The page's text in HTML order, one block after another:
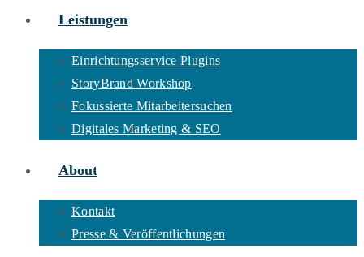
Leistungen
Einrichtungsservice Plugins
StoryBrand Workshop
Fokussierte Mitarbeitersuchen
Digitales Marketing & SEO
About
Kontakt
Presse & Veröffentlichungen